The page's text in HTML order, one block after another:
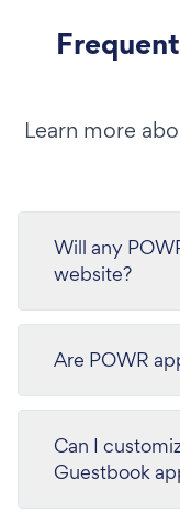
Learn more
Will any
website?
Are POWR
Can I
Guestbook